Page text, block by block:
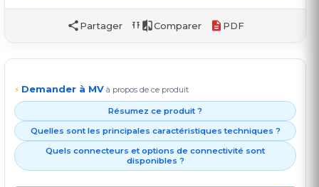
Partager Comparer PDF
⚡ Demander à MV à propos de ce produit
Résumez ce produit ?
Quelles sont les principales caractéristiques techniques ?
Quels connecteurs et options de connectivité sont
disponibles ?